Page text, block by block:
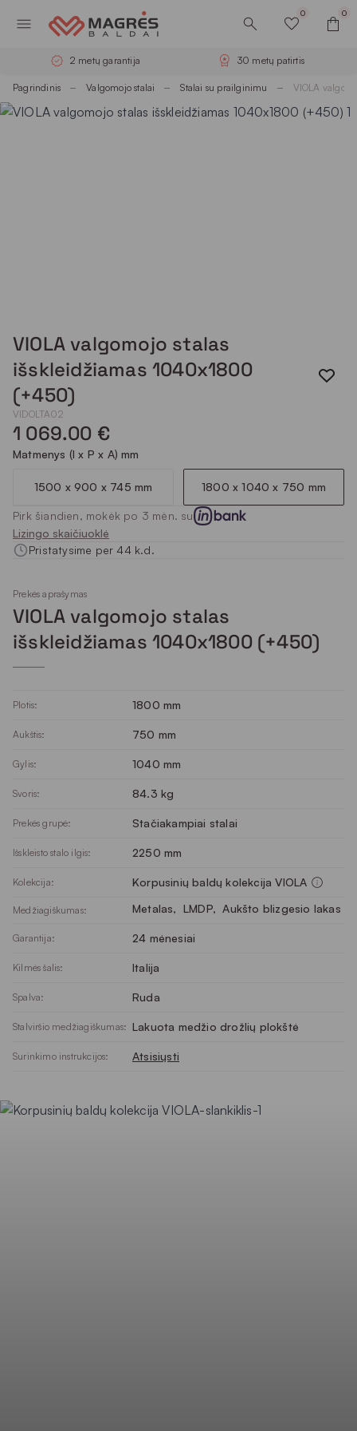
0 0
2 metų garantija 30 metų patirtis
Pagrindinis Valgomojo stalai Stalai su prailginimu VIOLA
VIOLA valgomojo stalas
išskleidžiamas 1040x1800
(+450)
VIDOLTA02
1 069.00 €
Matmenys (I x P x A) mm
1500 x 900 x 745 mm 1800 x 1040 x 750 mm
Pirk šiandien, mokėk po 3 mėn. su
Lizingo skaičiuoklė
Pristatysime per 44 k.d.
Prekės aprašymas
VIOLA valgomojo stalas
išskleidžiamas 1040x1800 (+450)
Plotis: 1800 mm
Aukštis: 750 mm
Gylis: 1040 mm
Svoris: 84.3 kg
Prekės grupė: Stačiakampiai stalai
Išskleisto stalo ilgis: 2250 mm
Kolekcija: Korpusinių baldų kolekcija VIOLA
Medžiagiškumas: Metalas, LMDP, Aukšto blizgesio lakas
Garantija: 24 mėnesiai
Kilmės šalis: Italija
Spalva: Ruda
Stalviršio medžiagiškumas: Lakuota medžio drožlių plokštė
Surinkimo instrukcijos: Atsisiųsti